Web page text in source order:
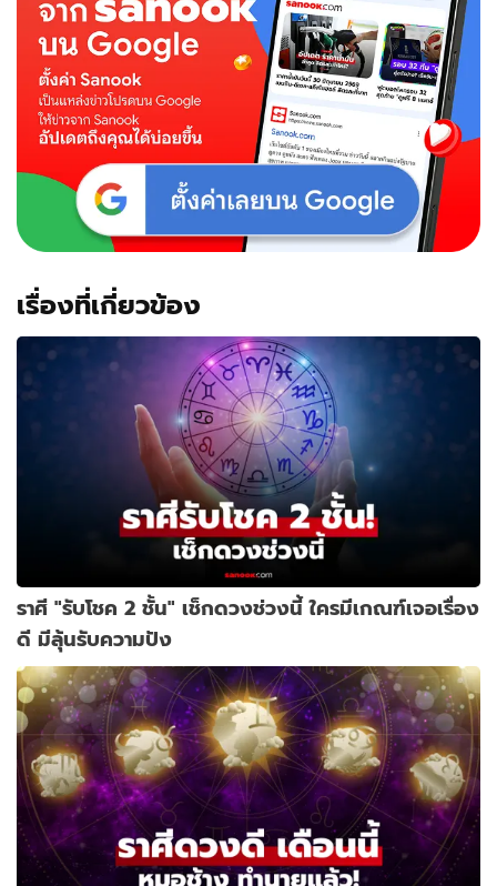
เรื่องที่เกี่ยวข้อง
ราศี "รับโชค 2 ชั้น" เช็กดวงช่วงนี้ ใครมีเกณฑ์เจอเรื่อง
ดี มีลุ้นรับความปัง